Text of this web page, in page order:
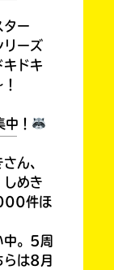
ター
リーズ
ドキ
！
ん、
めき
件ほ
中。5周
は8月